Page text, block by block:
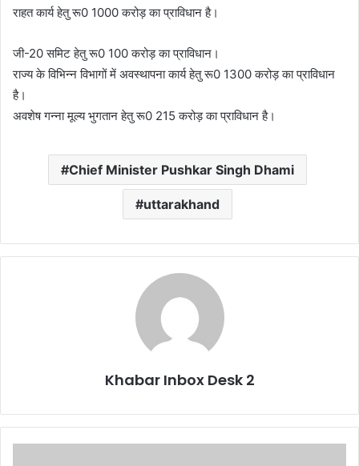
राहत कार्य हेतु रू0 1000 करोड़ का प्राविधान है।
जी-20 समिट हेतु रू0 100 करोड़ का प्राविधान।
राज्य के विभिन्न विभागों में अवस्थापना कार्य हेतु रू0 1300 करोड़ का प्राविधान
है।
अवशेष गन्ना मूल्य भुगतान हेतु रू0 215 करोड़ का प्राविधान है।
Chief Minister Pushkar Singh Dhami
uttarakhand
Khabar Inbox Desk 2